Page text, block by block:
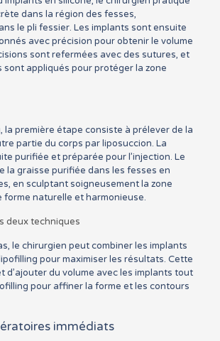
dans la région des fesses,
le pli fessier. Les implants sont ensuite
avec précision pour obtenir le volume
sont refermées avec des sutures, et
sont appliqués pour protéger la zone
la première étape consiste à prélever de la
partie du corps par liposuccion. La
purifiée et préparée pour l’injection. Le
la graisse purifiée dans les fesses en
en sculptant soigneusement la zone
forme naturelle et harmonieuse.
deux techniques
le chirurgien peut combiner les implants
pour maximiser les résultats. Cette
d’ajouter du volume avec les implants tout
pour affiner la forme et les contours
immédiats